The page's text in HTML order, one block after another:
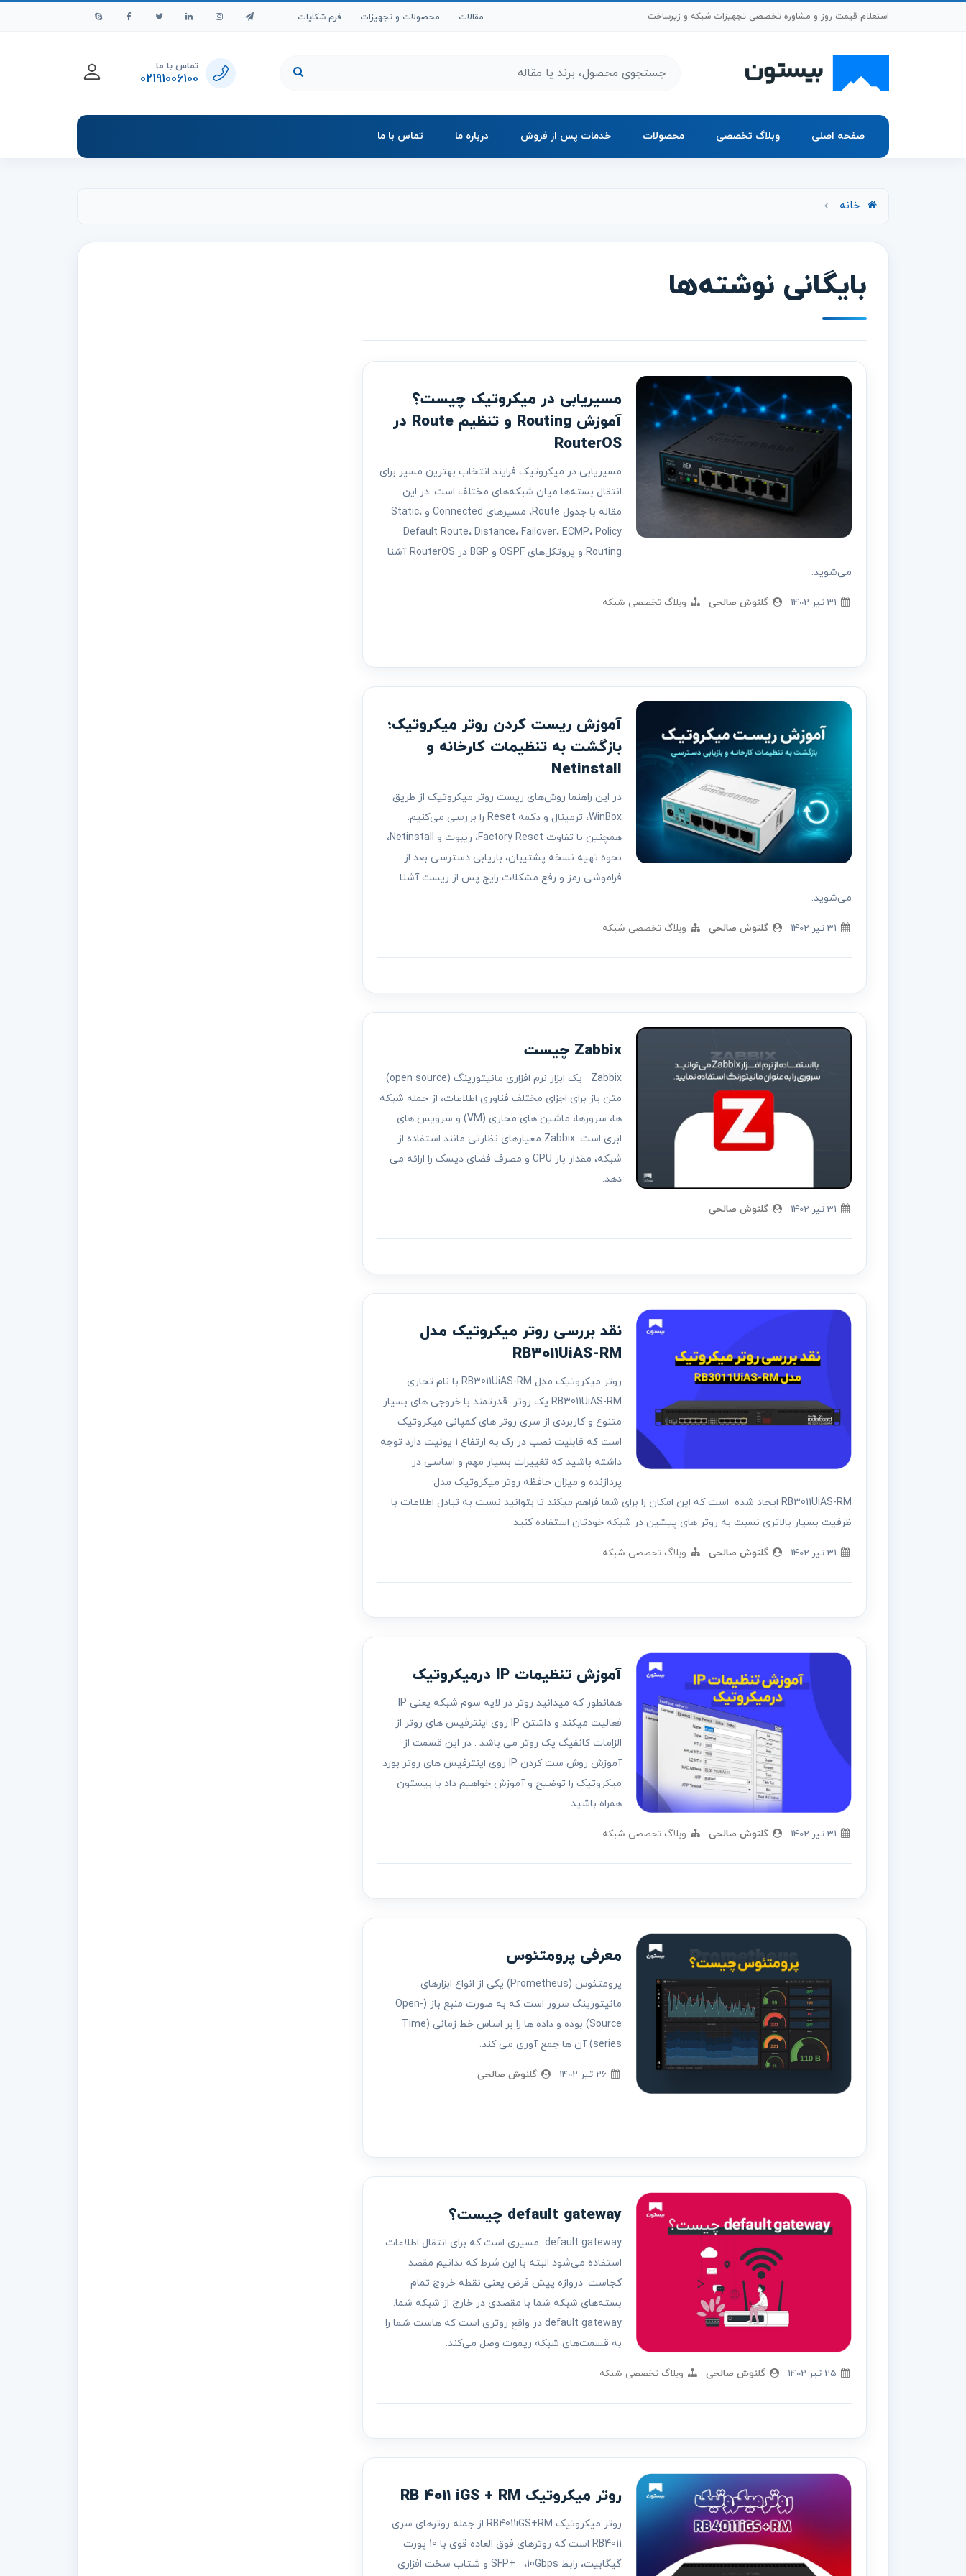
پرش به محتوای اصلیاستعلام قیمت روز و مشاوره تخصصی تجهیزات شبکه و زیرساخت مقالات محصولات و تجهیزات فرم شکایات
تماس با ما
02191006100
صفحه اصلی وبلاگ تخصصی محصولات خدمات پس از فروش درباره ما تماس با ما
خانه
بایگانی نوشته‌ها
مسیریابی در میکروتیک چیست؟
آموزش Routing و تنظیم Route در
RouterOS
مسیریابی در میکروتیک فرایند انتخاب بهترین مسیر برای
انتقال بسته‌ها میان شبکه‌های مختلف است. در این
مقاله با جدول Route، مسیرهای Connected و Static،
Default Route، Distance، Failover، ECMP، Policy
Routing و پروتکل‌های OSPF و BGP در RouterOS آشنا
می‌شوید.
گلنوش صالحی وبلاگ تخصصی شبکه
آموزش ریست کردن روتر میکروتیک؛
بازگشت به تنظیمات کارخانه و
Netinstall
در این راهنما روش‌های ریست روتر میکروتیک از طریق
WinBox، ترمینال و دکمه Reset را بررسی می‌کنیم.
همچنین با تفاوت Factory Reset، ریبوت و Netinstall،
نحوه تهیه نسخه پشتیبان، بازیابی دسترسی بعد از
فراموشی رمز و رفع مشکلات رایج پس از ریست آشنا
می‌شوید.
گلنوش صالحی وبلاگ تخصصی شبکه
Zabbix چیست
Zabbix یک ابزار نرم افزاری مانیتورینگ (open source)
متن باز برای اجزای مختلف فناوری اطلاعات، از جمله شبکه
ها، سرورها، ماشین های مجازی (VM) و سرویس های
ابری است. Zabbix معیارهای نظارتی مانند استفاده از
شبکه، مقدار بار CPU و مصرف فضای دیسک را ارائه می
دهد.
گلنوش صالحی
نقد بررسی روتر میکروتیک مدل
RB3011UiAS-RM
روتر میکروتیک مدل RB3011UiAS-RM با نام تجاری
RB3011UiAS-RM یک روتر قدرتمند با خروجی های بسیار
متنوع و کاربردی از سری روتر های کمپانی میکروتیک
است که قابلیت نصب در رک به ارتفاع 1 یونیت دارد توجه
داشته باشید که تغییرات بسیار مهم و اساسی در
پردازنده و میزان حافظه روتر میکروتیک مدل
RB3011UiAS-RM ایجاد شده است که این امکان را برای شما فراهم میکند تا بتوانید نسبت به تبادل اطلاعات با
ظرفیت بسیار بالاتری نسبت به روتر های پیشین در شبکه خودتان استفاده کنید.
گلنوش صالحی وبلاگ تخصصی شبکه
آموزش تنظیمات IP درمیکروتیک
همانطور که میدانید روتر در لایه سوم شبکه یعنی IP
فعالیت میکند و داشتن IP روی اینترفیس های روتر از
الزامات کانفیگ یک روتر می باشد . در این قسمت از
آموزش روش ست کردن IP روی اینترفیس های روتر بورد
میکروتیک را توضیح و آموزش خواهیم داد با بیستون
همراه باشید.
گلنوش صالحی وبلاگ تخصصی شبکه
معرفی پرومتئوس
پرومتئوس (Prometheus) یکی از انواع ابزارهای
مانیتورینگ سرور است که به صورت منبع باز (Open-
Source) بوده و داده ها را بر اساس خط زمانی (Time
series) آن ها جمع آوری می کند.
گلنوش صالحی
default gateway چیست؟
default gateway مسیری است که برای انتقال اطلاعات
استفاده می‌شود البته با این شرط که ندانیم مقصد
کجاست. دروازه پیش فرض یعنی نقطه خروج تمام
بسته‌های شبکه شما با مقصدی در خارج از شبکه شما.
default gateway در واقع روتری است که هاست شما را
به قسمت‌های شبکه ریموت وصل می‌کند.
گلنوش صالحی وبلاگ تخصصی شبکه
روتر میکروتیک RB 4011 iGS + RM
روتر میکروتیک RB4011iGS+RM از جمله روترهای سری
RB4011 است که روترهای فوق العاده قوی با 10 پورت
گیگابیت، رابط SFP+ ،10Gbps و شتاب سخت افزاری